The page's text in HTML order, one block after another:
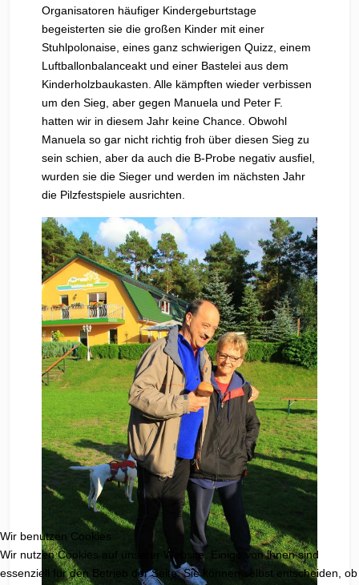
Organisatoren häufiger Kindergeburtstage
begeisterten sie die großen Kinder mit einer
Stuhlpolonaise, eines ganz schwierigen Quizz, einem
Luftballonbalanceakt und einer Bastelei aus dem
Kinderholzbaukasten. Alle kämpften wieder verbissen
um den Sieg, aber gegen Manuela und Peter F.
hatten wir in diesem Jahr keine Chance. Obwohl
Manuela so gar nicht richtig froh über diesen Sieg zu
sein schien, aber da auch die B-Probe negativ ausfiel,
wurden sie die Sieger und werden im nächsten Jahr
die Pilzfestspiele ausrichten.
Wir benutzen Cookies
Wir nutzen Cookies auf unserer Website. Einige von ihnen sind
essenziell für den Betrieb der Seite. Sie können selbst entscheiden, ob